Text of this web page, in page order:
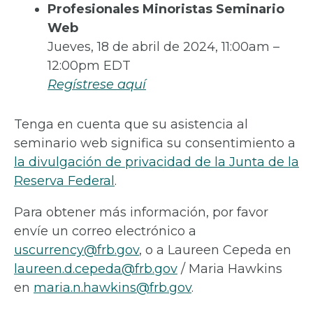
Profesionales Minoristas Seminario
Web
Jueves, 18 de abril de 2024, 11:00am –
12:00pm EDT
Regístrese aquí
Tenga en cuenta que su asistencia al
seminario web significa su consentimiento a
la divulgación de privacidad de la Junta de la
Reserva Federal .
Para obtener más información, por favor
envíe un correo electrónico a
uscurrency@frb.gov, o a Laureen Cepeda en
laureen.d.cepeda@frb.gov / Maria Hawkins
en maria.n.hawkins@frb.gov.